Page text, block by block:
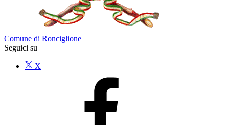
Comune di Ronciglione
Seguici su
X